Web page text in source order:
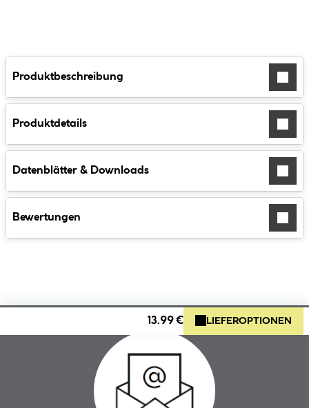
Produktbeschreibung
Produktdetails
Datenblätter & Downloads
Bewertungen
13.99 € LIEFEROPTIONEN